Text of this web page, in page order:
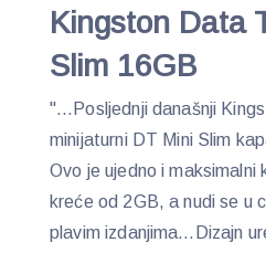
Kingston Data
Slim 16GB
"…Posljednji današnji
minijaturni DT Mini Slim
Ovo je ujedno i
kreće od 2GB, a nudi se u
plavim izdanjima…Dizajn